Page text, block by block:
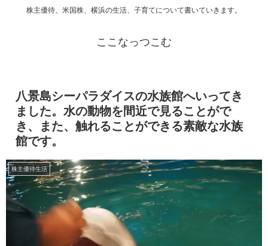
株主優待、米国株、横浜の生活、子育てについて書いていきます。
ここなっつこむ
八景島シーパラダイスの水族館へいってき
ました。水の動物を間近で見ることがで
き、また、触れることができる素敵な水族
館です。
株主優待生活